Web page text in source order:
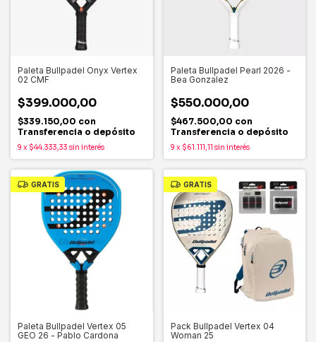
Paleta Bullpadel Onyx Vertex
02 CMF
$399.000,00
$339.150,00 con
Transferencia o depósito
9 x $44.333,33 sin interés
Paleta Bullpadel Pearl 2026 -
Bea Gonzalez
$550.000,00
$467.500,00 con
Transferencia o depósito
9 x $61.111,11 sin interés
GRATIS
Paleta Bullpadel Vertex 05
GEO 26 - Pablo Cardona
GRATIS
Pack Bullpadel Vertex 04
Woman 25